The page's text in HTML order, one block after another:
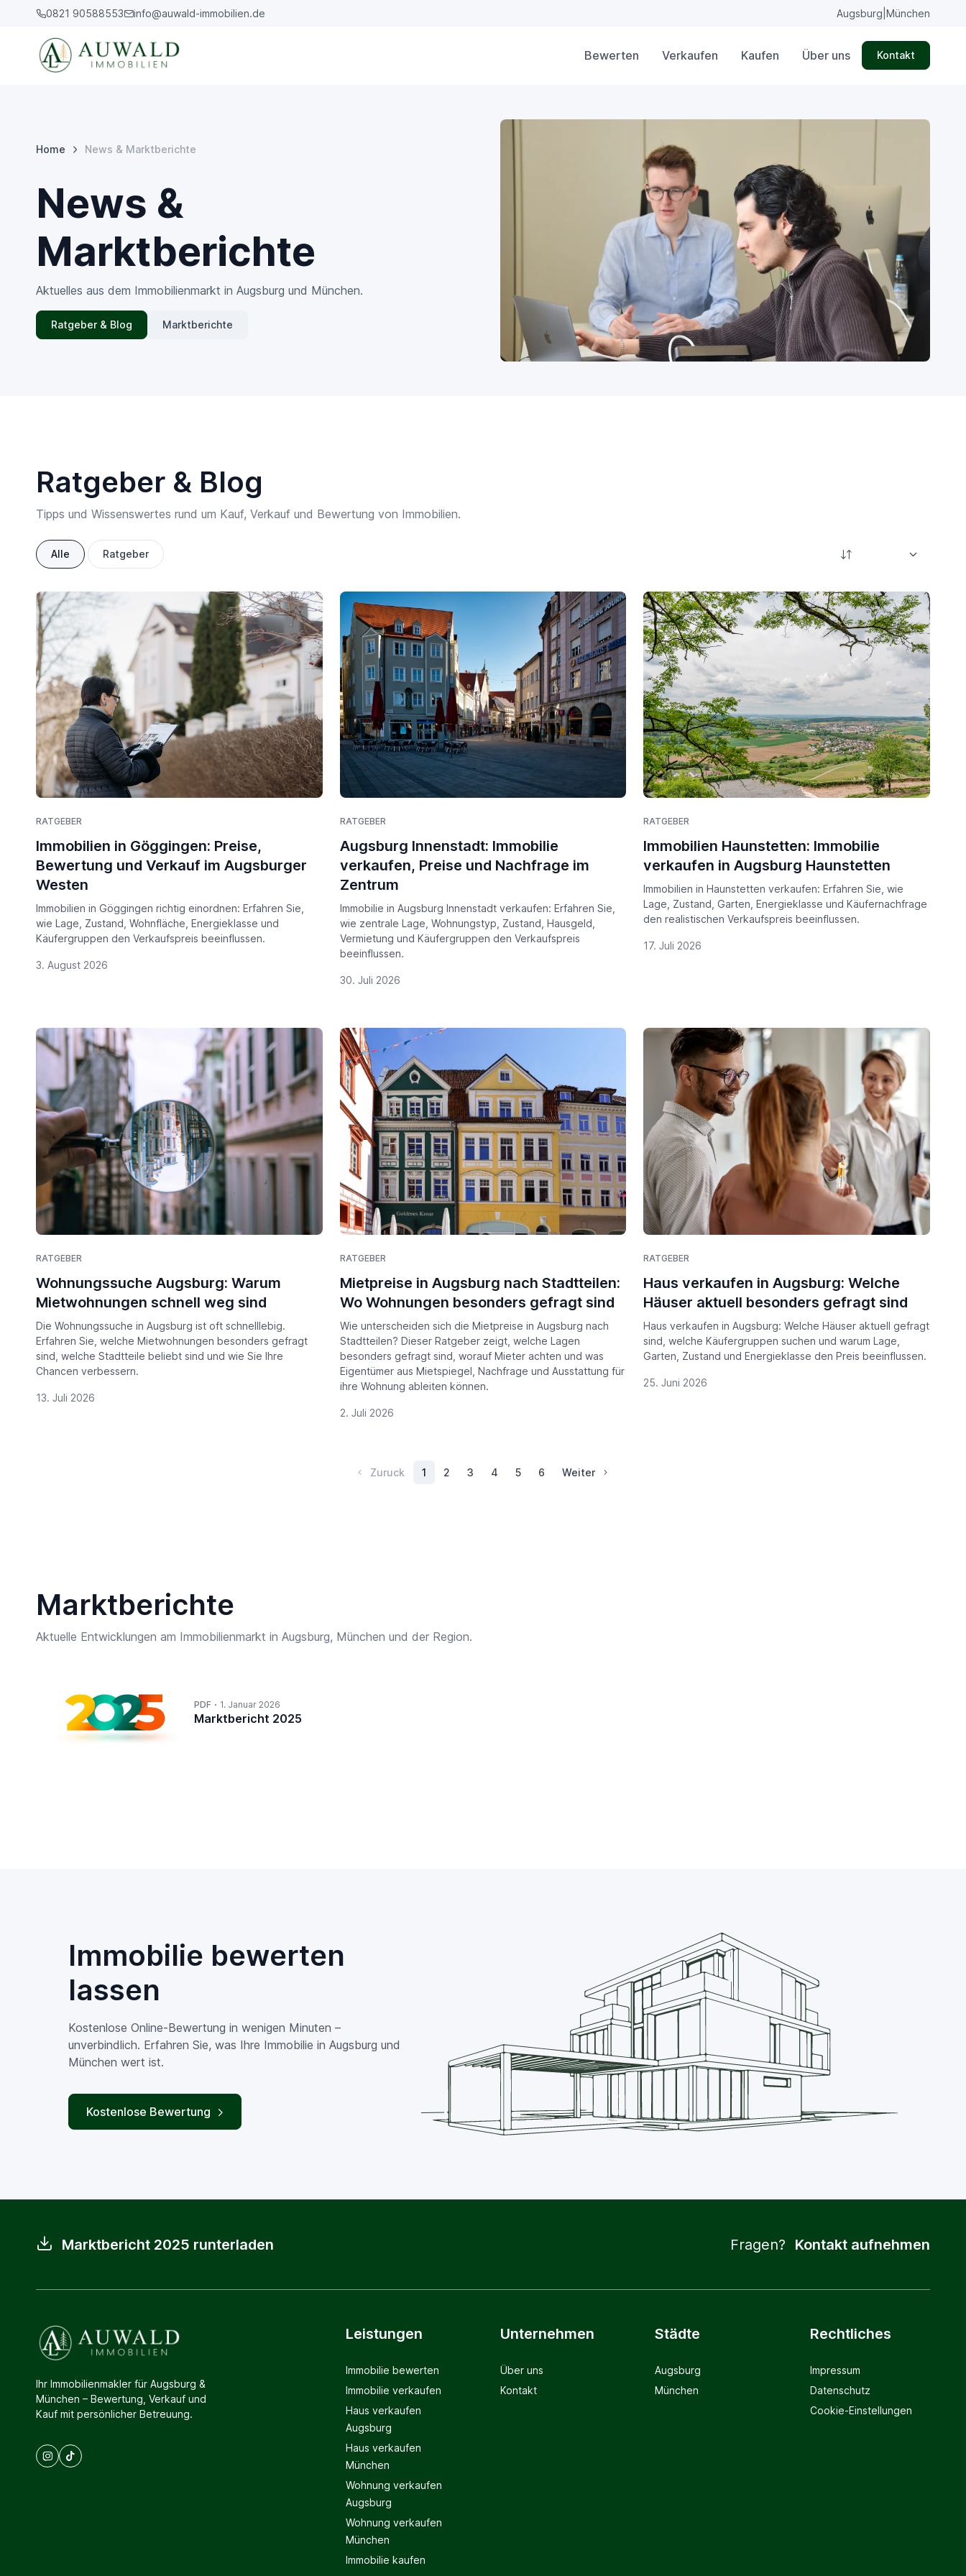
0821 90588553 info@auwald-immobilien.de Augsburg |München
Bewerten Verkaufen Kaufen Über uns Kontakt
Home News & Marktberichte
News &
Marktberichte
Aktuelles aus dem Immobilienmarkt in Augsburg und München.
Ratgeber & Blog Marktberichte
Ratgeber & Blog
Tipps und Wissenswertes rund um Kauf, Verkauf und Bewertung von Immobilien.
Alle Ratgeber
RATGEBER
Immobilien in Göggingen: Preise,
Bewertung und Verkauf im Augsburger
Westen
Immobilien in Göggingen richtig einordnen: Erfahren Sie,
wie Lage, Zustand, Wohnfläche, Energieklasse und
Käufergruppen den Verkaufspreis beeinflussen.
3. August 2026
RATGEBER
Augsburg Innenstadt: Immobilie
verkaufen, Preise und Nachfrage im
Zentrum
Immobilie in Augsburg Innenstadt verkaufen: Erfahren Sie,
wie zentrale Lage, Wohnungstyp, Zustand, Hausgeld,
Vermietung und Käufergruppen den Verkaufspreis
beeinflussen.
30. Juli 2026
RATGEBER
Immobilien Haunstetten: Immobilie
verkaufen in Augsburg Haunstetten
Immobilien in Haunstetten verkaufen: Erfahren Sie, wie
Lage, Zustand, Garten, Energieklasse und Käufernachfrage
den realistischen Verkaufspreis beeinflussen.
17. Juli 2026
RATGEBER
Wohnungssuche Augsburg: Warum
Mietwohnungen schnell weg sind
Die Wohnungssuche in Augsburg ist oft schnelllebig.
Erfahren Sie, welche Mietwohnungen besonders gefragt
sind, welche Stadtteile beliebt sind und wie Sie Ihre
Chancen verbessern.
13. Juli 2026
RATGEBER
Mietpreise in Augsburg nach Stadtteilen:
Wo Wohnungen besonders gefragt sind
Wie unterscheiden sich die Mietpreise in Augsburg nach
Stadtteilen? Dieser Ratgeber zeigt, welche Lagen
besonders gefragt sind, worauf Mieter achten und was
Eigentümer aus Mietspiegel, Nachfrage und Ausstattung für
ihre Wohnung ableiten können.
2. Juli 2026
RATGEBER
Haus verkaufen in Augsburg: Welche
Häuser aktuell besonders gefragt sind
Haus verkaufen in Augsburg: Welche Häuser aktuell gefragt
sind, welche Käufergruppen suchen und warum Lage,
Garten, Zustand und Energieklasse den Preis beeinflussen.
25. Juni 2026
Zuruck 1 2 3 4 5 6 Weiter
Marktberichte
Aktuelle Entwicklungen am Immobilienmarkt in Augsburg, München und der Region.
PDF 1. Januar 2026
Marktbericht 2025
Immobilie bewerten
lassen
Kostenlose Online-Bewertung in wenigen Minuten –
unverbindlich. Erfahren Sie, was Ihre Immobilie in Augsburg und
München wert ist.
Kostenlose Bewertung
Marktbericht 2025 runterladen Fragen? Kontakt aufnehmen
Ihr Immobilienmakler für Augsburg &
München – Bewertung, Verkauf und
Kauf mit persönlicher Betreuung.
Leistungen
Immobilie bewerten
Immobilie verkaufen
Haus verkaufen
Augsburg
Haus verkaufen
München
Wohnung verkaufen
Augsburg
Wohnung verkaufen
München
Immobilie kaufen
Unternehmen
Über uns
Kontakt
Städte
Augsburg
München
Rechtliches
Impressum
Datenschutz
Cookie-Einstellungen